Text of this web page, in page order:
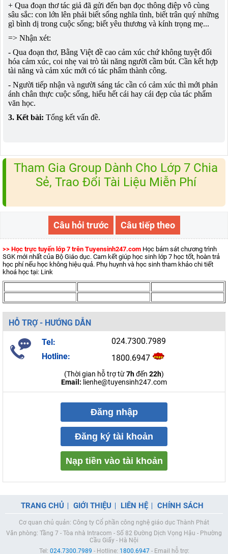
+ Qua đoạn thơ tác giả đã gửi đến bạn đọc thông điệp vô cùng
sâu sắc: con lớn lên phải biết sống nghĩa tình, biết trân quý những
gì bình dị trong cuộc sống; biết yêu thương và kính trọng mẹ...
=> Nhận xét:
- Qua đoạn thơ, Bằng Việt đề cao cảm xúc chứ không tuyệt đối
hóa cảm xúc, coi nhẹ vai trò tài năng người cầm bút. Cần kết hợp
tài năng và cảm xúc mới có tác phẩm thành công.
- Người tiếp nhận và người sáng tác cần có cảm xúc thì mới phản
ánh chân thực cuộc sống, hiểu hết cái hay cái đẹp của tác phẩm
văn học.
3. Kết bài: Tổng kết vấn đề.
Tham Gia Group Dành Cho Lớp 7 Chia
Sẻ, Trao Đổi Tài Liệu Miễn Phí
Câu hỏi trước Câu tiếp theo
>> Học trực tuyến lớp 7 trên Tuyensinh247.com Học bám sát chương trình
SGK mới nhất của Bộ Giáo dục. Cam kết giúp học sinh lớp 7 học tốt, hoàn trả
học phí nếu học không hiệu quả. Phụ huynh và học sinh tham khảo chi tiết
khoá học tại: Link
HỖ TRỢ - HƯỚNG DẪN
Tel:
024.7300.7989
Hotline:
1800.6947
(Thời gian hỗ trợ từ7hđến 22h)
Email: lienhe@tuyensinh247.com
Đăng nhập
Đăng ký tài khoản
Nạp tiền vào tài khoản
TRANG CHỦ GIỚI THIỆU LIÊN HỆ CHÍNH SÁCH
Cơ quan chủ quản: Công ty Cổ phần công nghệ giáo dục Thành Phát
Văn phòng: Tầng 7 - Tòa nhà Intracom - Số 82 Đường Dịch Vọng Hậu - Phường
Cầu Giấy - Hà Nội
Tel: 024.7300.7989 - Hotline: 1800.6947- Email hỗ trợ: